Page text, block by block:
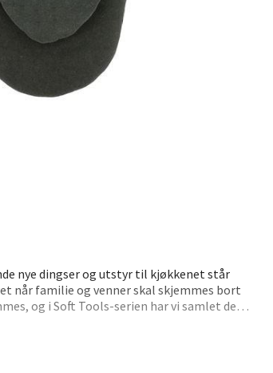
nye dingser og utstyr til kjøkkenet står
når familie og venner skal skjemmes bort
og i Soft Tools-serien har vi samlet de
og grytekluter er CE-merket og
2, 5130 Nyborg
10-21
- Jekta Storsenter
12, 9015 Tromsø
10-21